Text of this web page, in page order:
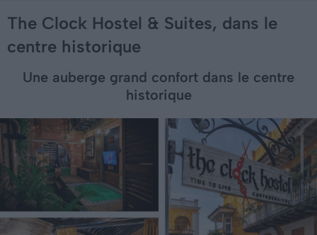
The Clock Hostel & Suites, dans le
centre historique
Une auberge grand confort dans le centre
historique